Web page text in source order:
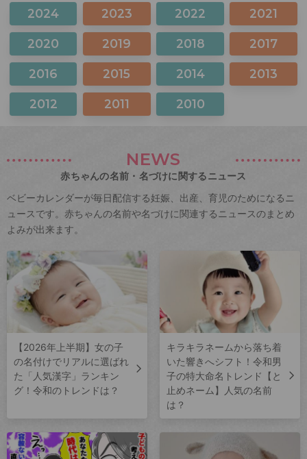
2024 2023 2022 2021
2020 2019 2018 2017
2016 2015 2014 2013
2012 2011 2010
NEWS
赤ちゃんの名前・名づけに関するニュース
ベビーカレンダーが毎日配信する妊娠、出産、育児のためになるニ
ュースです。赤ちゃんの名前や名づけに関連するニュースのまとめ
よみが出来ます。
【2026年上半期】女の子
の名付けでリアルに選ばれ
た「人気漢字」ランキン
グ！令和のトレンドは？
キラキラネームから落ち着
いた響きへシフト！令和男
子の特大命名トレンド【と
止めネーム】人気の名前
は？